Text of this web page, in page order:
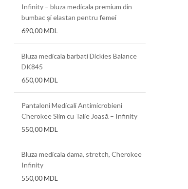
Infinity – bluza medicala premium din
bumbac și elastan pentru femei
690,00MDL
Bluza medicala barbati Dickies Balance
DK845
650,00MDL
Pantaloni Medicali Antimicrobieni
Cherokee Slim cu Talie Joasă – Infinity
550,00MDL
Bluza medicala dama, stretch, Cherokee
Infinity
550,00MDL